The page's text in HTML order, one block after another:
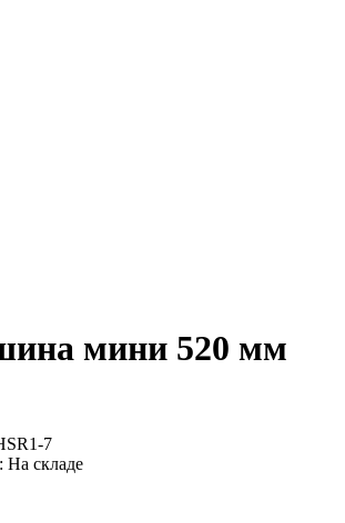
мини 520 мм
7
На складе